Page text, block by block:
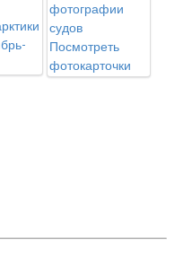
фотографии
судов
Посмотреть
фотокарточки